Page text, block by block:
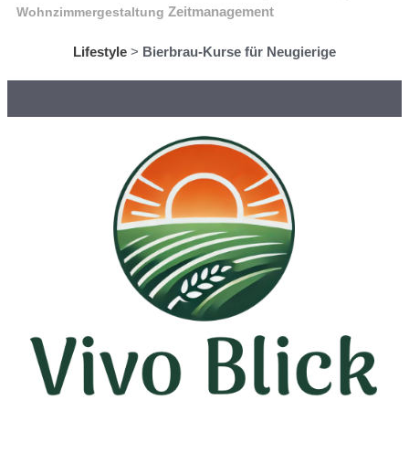
Wohnzimmergestaltung Zeitmanagement
Lifestyle > Bierbrau-Kurse für Neugierige